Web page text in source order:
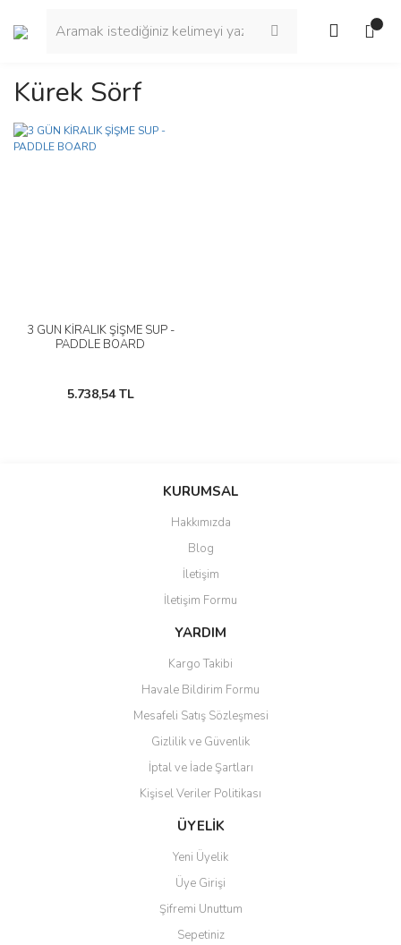
Kürek Sörf
3 GÜN KİRALIK ŞİŞME SUP -
PADDLE BOARD
5.738,54 TL
KURUMSAL
Hakkımızda
Blog
İletişim
İletişim Formu
YARDIM
Kargo Takibi
Havale Bildirim Formu
Mesafeli Satış Sözleşmesi
Gizlilik ve Güvenlik
İptal ve İade Şartları
Kişisel Veriler Politikası
ÜYELİK
Yeni Üyelik
Üye Girişi
Şifremi Unuttum
Sepetiniz